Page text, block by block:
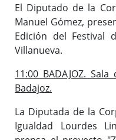
El Diputado de la
Manuel Gómez,
Edición del Festival
Villanueva.
11:00 BADAJOZ.
Badajoz.
La Diputada de la
Igualdad Lourdes